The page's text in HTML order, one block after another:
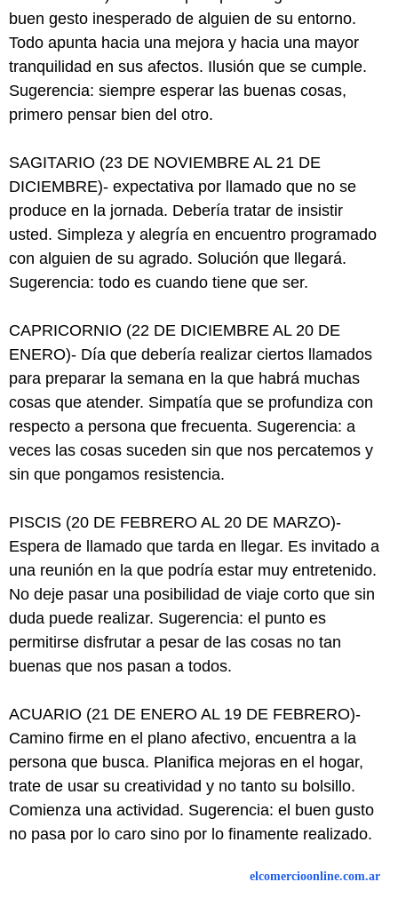
buen gesto inesperado de alguien de su entorno.
Todo apunta hacia una mejora y hacia una mayor
tranquilidad en sus afectos. Ilusión que se cumple.
Sugerencia: siempre esperar las buenas cosas,
primero pensar bien del otro.
SAGITARIO (23 DE NOVIEMBRE AL 21 DE
DICIEMBRE)- expectativa por llamado que no se
produce en la jornada. Debería tratar de insistir
usted. Simpleza y alegría en encuentro programado
con alguien de su agrado. Solución que llegará.
Sugerencia: todo es cuando tiene que ser.
CAPRICORNIO (22 DE DICIEMBRE AL 20 DE
ENERO)- Día que debería realizar ciertos llamados
para preparar la semana en la que habrá muchas
cosas que atender. Simpatía que se profundiza con
respecto a persona que frecuenta. Sugerencia: a
veces las cosas suceden sin que nos percatemos y
sin que pongamos resistencia.
PISCIS (20 DE FEBRERO AL 20 DE MARZO)-
Espera de llamado que tarda en llegar. Es invitado a
una reunión en la que podría estar muy entretenido.
No deje pasar una posibilidad de viaje corto que sin
duda puede realizar. Sugerencia: el punto es
permitirse disfrutar a pesar de las cosas no tan
buenas que nos pasan a todos.
ACUARIO (21 DE ENERO AL 19 DE FEBRERO)-
Camino firme en el plano afectivo, encuentra a la
persona que busca. Planifica mejoras en el hogar,
trate de usar su creatividad y no tanto su bolsillo.
Comienza una actividad. Sugerencia: el buen gusto
no pasa por lo caro sino por lo finamente realizado.
elcomercioonline.com.ar